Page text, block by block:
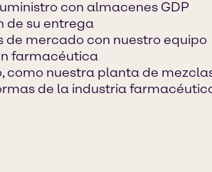
con almacenes GDP
de su entrega
mercado con nuestro equipo
farmacéutica
como nuestra planta de
de la industria